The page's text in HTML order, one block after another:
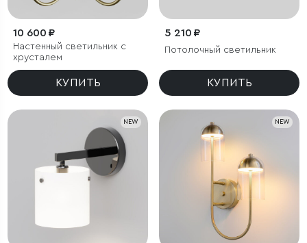
10 600 ₽
Настенный светильник с
хрусталем
КУПИТЬ
5 210 ₽
Потолочный светильник
КУПИТЬ
NEW NEW